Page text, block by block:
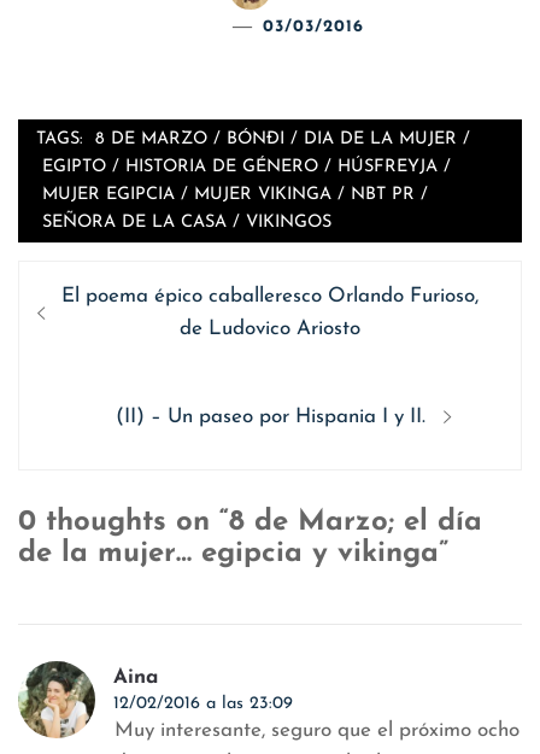
03/03/2016
TAGS: 8 DE MARZO / BÓNÐI / DIA DE LA MUJER /
EGIPTO / HISTORIA DE GÉNERO / HÚSFREYJA /
MUJER EGIPCIA / MUJER VIKINGA / NBT PR /
SEÑORA DE LA CASA / VIKINGOS
Navegación
de
Entrada
El poema épico caballeresco Orlando Furioso,
de Ludovico Ariosto
Siguiente
(II) – Un paseo por Hispania I y II.
0 thoughts on “8 de Marzo; el día
de la mujer… egipcia y vikinga”
Aina
12/02/2016 a las 23:09
Muy interesante, seguro que el próximo ocho